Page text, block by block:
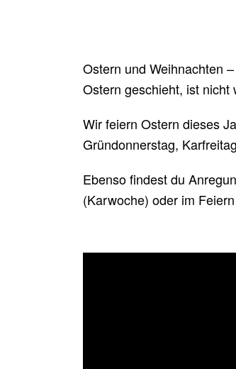
Ostern und Weihnachten
Ostern geschieht, ist
Wir feiern Ostern dieses
Gründonnerstag,
Ebenso findest du
(Karwoche) oder im